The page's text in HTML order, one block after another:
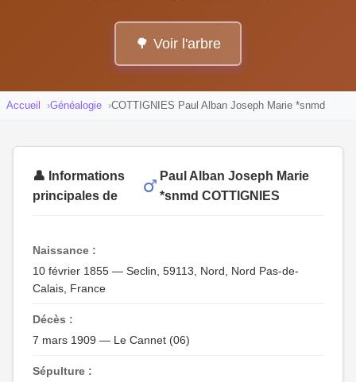
🌳 Voir l'arbre
Accueil Généalogie COTTIGNIES Paul Alban Joseph Marie *snmd
👤 Informations
principales de
Paul Alban Joseph Marie
*snmd COTTIGNIES
Naissance :
10 février 1855 — Seclin, 59113, Nord, Nord Pas-de-
Calais, France
Décès :
7 mars 1909 — Le Cannet (06)
Sépulture :